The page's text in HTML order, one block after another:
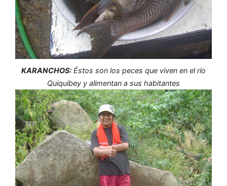
KARANCHOS: Éstos son los peces que viven en el río
Quiquibey y alimentan a sus habitantes